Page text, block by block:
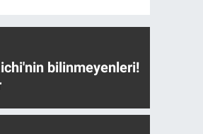
bilinmeyenleri!